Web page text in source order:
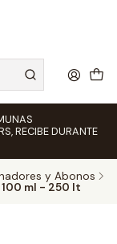
RECIBE DURANTE
y Abonos
ml - 250 lt